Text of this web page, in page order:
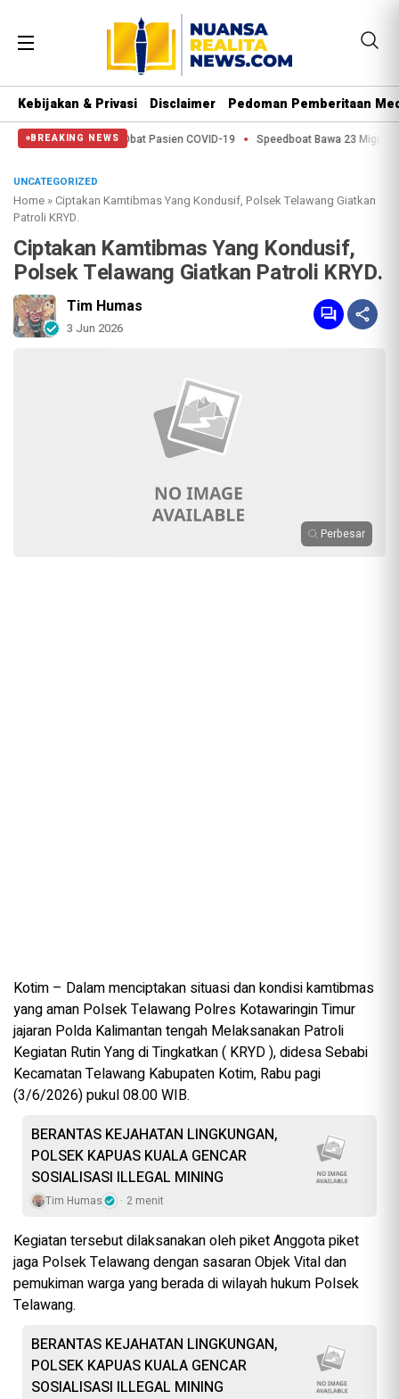
Kebijakan & Privasi Disclaimer Pedoman Pemberitaan
BREAKING NEWS
pada Obat Pasien COVID-19 Speedboat Bawa 23 Migran Tenggelam di
UNCATEGORIZED
Home »Ciptakan Kamtibmas Yang Kondusif, Polsek Telawang Giatkan
Patroli KRYD.
Ciptakan Kamtibmas Yang Kondusif,
Polsek Telawang Giatkan Patroli KRYD.
Tim Humas
3 Jun 2026
Perbesar
Kotim – Dalam menciptakan situasi dan kondisi kamtibmas
yang aman Polsek Telawang Polres Kotawaringin Timur
jajaran Polda Kalimantan tengah Melaksanakan Patroli
Kegiatan Rutin Yang di Tingkatkan ( KRYD ), didesa Sebabi
Kecamatan Telawang Kabupaten Kotim, Rabu pagi
(3/6/2026) pukul 08.00 WIB.
BERANTAS KEJAHATAN LINGKUNGAN,
POLSEK KAPUAS KUALA GENCAR
SOSIALISASI ILLEGAL MINING
Tim Humas 2 menit
Kegiatan tersebut dilaksanakan oleh piket Anggota piket
jaga Polsek Telawang dengan sasaran Objek Vital dan
pemukiman warga yang berada di wilayah hukum Polsek
Telawang.
BERANTAS KEJAHATAN LINGKUNGAN,
POLSEK KAPUAS KUALA GENCAR
SOSIALISASI ILLEGAL MINING